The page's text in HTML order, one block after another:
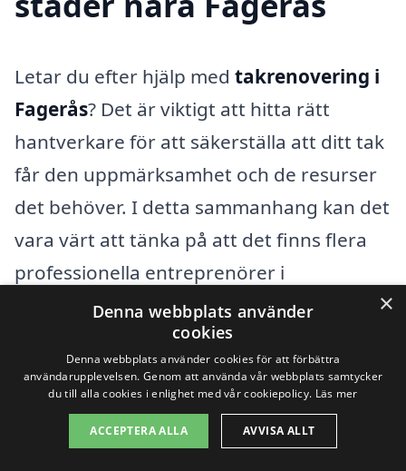
Letar du efter hjälp med takrenovering i
Fagerås? Det är viktigt att hitta rätt
hantverkare för att säkerställa att ditt tak
får den uppmärksamhet och de resurser
det behöver. I detta sammanhang kan det
vara värt att tänka på att det finns flera
professionella entreprenörer i
närliggande städer. Här är några av de
städer som ligger nära Fagerås och där
du kan hitta spetskompetens för
takrenovering:
×
Denna webbplats använder
cookies
Denna webbplats använder cookies för att förbättra
användarupplevelsen. Genom att använda vår webbplats samtycker
du till alla cookies i enlighet med vår cookiepolicy. Läs mer
ACCEPTERA ALLA AVVISA ALLT